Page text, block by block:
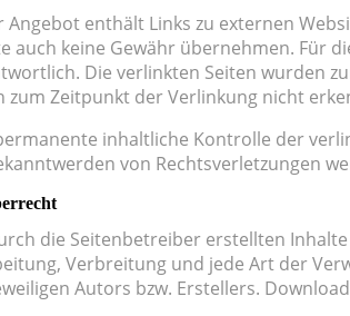
Angebot enthält Links zu externen
auch keine Gewähr übernehmen. Für
Die verlinkten Seiten wurden
zum Zeitpunkt der Verlinkung nicht
inhaltliche Kontrolle der
von Rechtsverletzungen
die Seitenbetreiber erstellten
Verbreitung und jede Art der
Autors bzw. Erstellers.